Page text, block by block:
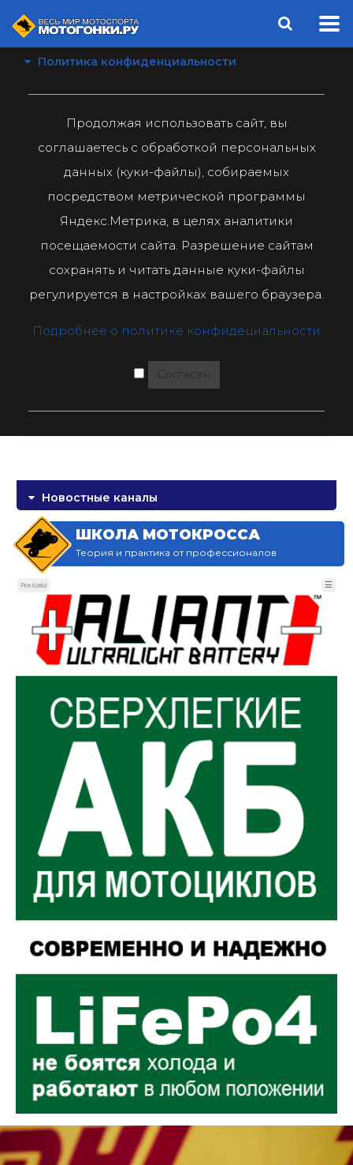
Политика конфиденциальности
Продолжая использовать сайт, вы
соглашаетесь с обработкой персональных
данных (куки-файлы), собираемых
посредством метрической программы
Яндекс.Метрика, в целях аналитики
посещаемости сайта. Разрешение сайтам
сохранять и читать данные куки-файлы
регулируется в настройках вашего браузера.
Подробнее о политике конфидециальности
Согласен
Новостные каналы
ШКОЛА МОТОКРОССА
Теория и практика от профессионалов
Реклама ☰